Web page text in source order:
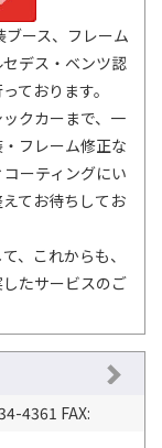
ース、フレーム
デス・ベンツ認
ております。
クカーまで、一
フレーム修正な
ーティングにい
てお待ちしてお
、これからも、
たサービスのご
4361 FAX: